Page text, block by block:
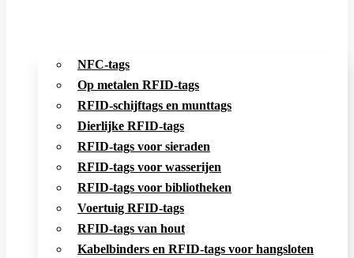
NFC-tags
Op metalen RFID-tags
RFID-schijftags en munttags
Dierlijke RFID-tags
RFID-tags voor sieraden
RFID-tags voor wasserijen
RFID-tags voor bibliotheken
Voertuig RFID-tags
RFID-tags van hout
Kabelbinders en RFID-tags voor hangsloten